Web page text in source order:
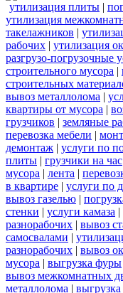
утилизация плиты |
утилизация
такелажников |
рабочих | утилизация
разгрузо-погрузочные
строительного мусора |
строительных
вывоз металлолома |
квартиры от мусора |
грузчиков | земляные
перевозка мебели |
демонтаж | услуги по
плиты | грузчики на час
мусора | лента |
в квартире | услуги по
вывоз газелью |
стенки | услуги камаза |
разнорабочих | вывоз
самосвалами |
разнорабочих | вывоз
мусора | выгрузка фуры
вывоз межкомнатных
металлолома |